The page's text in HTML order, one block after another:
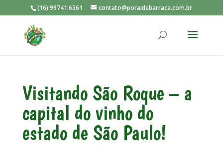
(16) 99741.6561 contato@poraidebarraca.com.br
Visitando São Roque – a
capital do vinho do
estado de São Paulo!